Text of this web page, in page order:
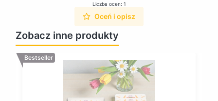
Liczba ocen: 1
Oceń i opisz
Zobacz inne produkty
Bestseller